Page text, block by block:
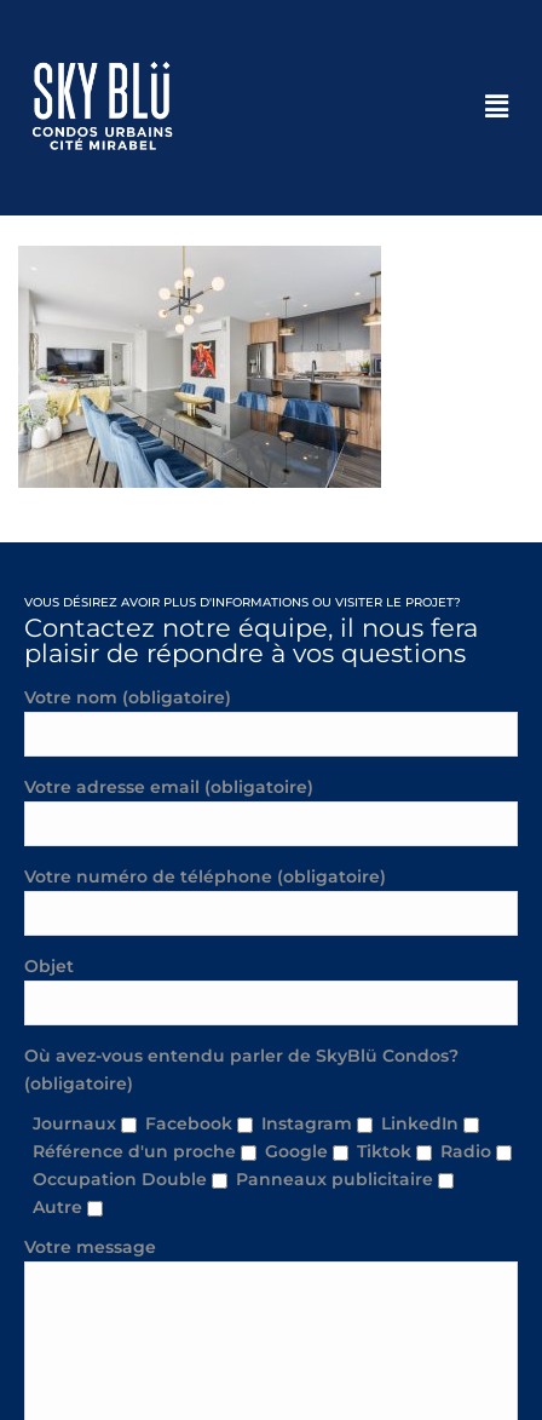
VOUS DÉSIREZ AVOIR PLUS D'INFORMATIONS OU VISITER LE PROJET?
Contactez notre équipe, il nous fera
plaisir de répondre à vos questions
Votre nom (obligatoire)
Votre adresse email (obligatoire)
Votre numéro de téléphone (obligatoire)
Objet
Où avez-vous entendu parler de SkyBlü Condos?
(obligatoire)
Journaux
Facebook Instagram
LinkedIn
Référence d'un proche
Google Tiktok
Radio
Occupation Double
Panneaux publicitaire
Autre
Votre message